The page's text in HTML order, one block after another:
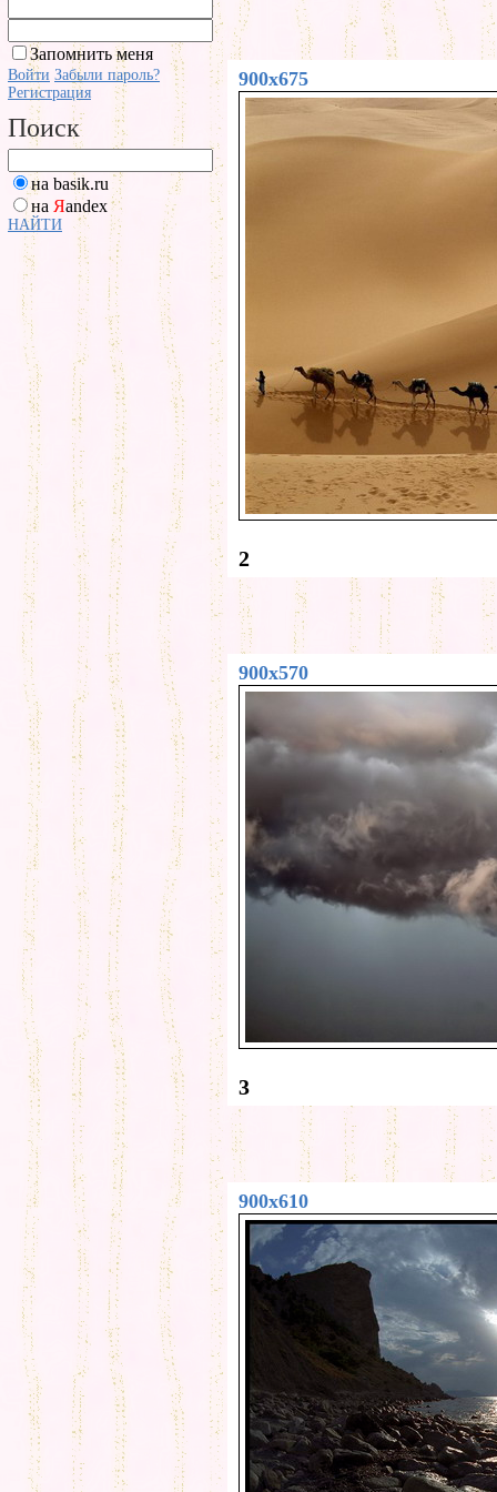
Запомнить меня
Войти Забыли пароль?
Регистрация
Поиск
на basik.ru
на Яandex
НАЙТИ
900x675
2
900x570
3
900x610